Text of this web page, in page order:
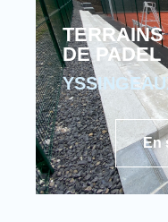
DE PADEL
En